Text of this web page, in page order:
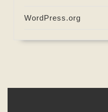
WordPress.org